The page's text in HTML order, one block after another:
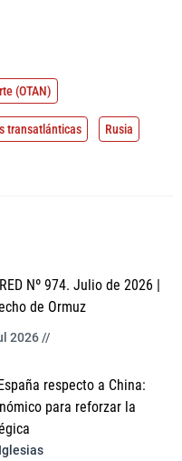
(OTAN)
transatlánticas Rusia
Nº 974. Julio de 2026 |
de Ormuz
2026 //
respecto a China:
para reforzar la